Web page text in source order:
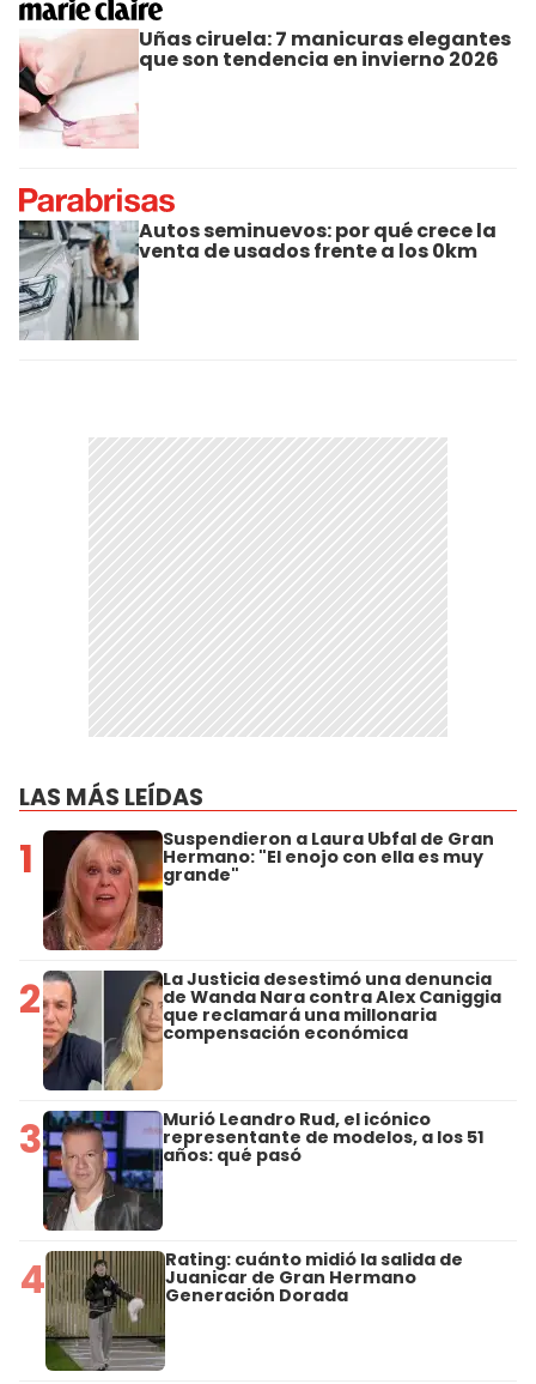
Uñas ciruela: 7 manicuras elegantes
que son tendencia en invierno 2026
Autos seminuevos: por qué crece la
venta de usados frente a los 0km
LAS MÁS LEÍDAS
1 Suspendieron a Laura Ubfal de Gran
Hermano: "El enojo con ella es muy
grande"
2 La Justicia desestimó una denuncia
de Wanda Nara contra Alex Caniggia
que reclamará una millonaria
compensación económica
3 Murió Leandro Rud, el icónico
representante de modelos, a los 51
años: qué pasó
4 Rating: cuánto midió la salida de
Juanicar de Gran Hermano
Generación Dorada